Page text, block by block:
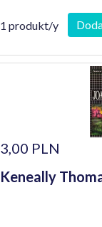
1 produkt/y
3,00 PLN
Keneally